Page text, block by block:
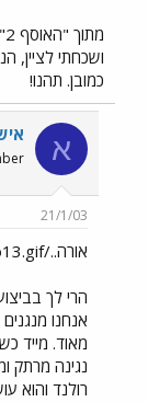
מתוך "האוסף 2" של חברת מי"מ (
ושכחתי לציין,
כמובן. תהנו!
א
21/1/03
אורה../images/Emo13.gif
הרי לך
אנחנו
מאוד. מייד
רולנד והוא